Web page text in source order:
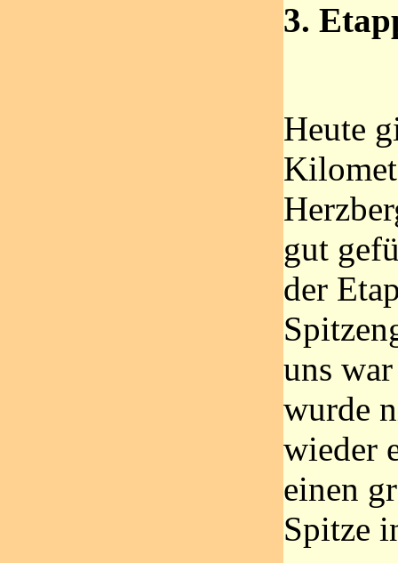
3.
Heute
gut
der
uns
wurde
wieder
einen
Spitze